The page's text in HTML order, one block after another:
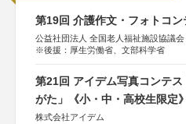
第19回 介護作文・フォトコン
公益社団法人 全国老人福祉施設協議会
※後援：厚生労働省、文部科学省
第21回 アイデム写真コンテ
がた」《小・中・高校生限定》
株式会社アイデム